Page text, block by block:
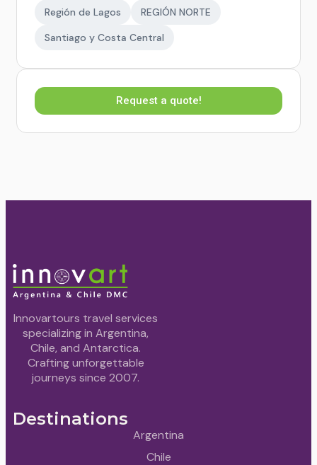
Región de Lagos
REGIÓN NORTE
Santiago y Costa Central
Request a quote!
Innovartours travel services
specializing in Argentina,
Chile, and Antarctica.
Crafting unforgettable
journeys since 2007.
Destinations
Argentina
Chile